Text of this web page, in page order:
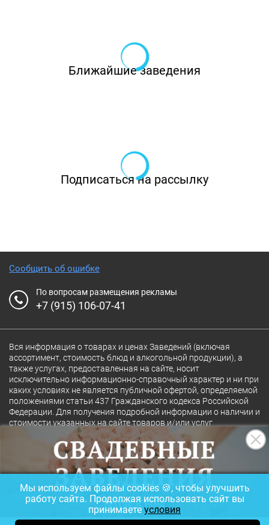
Ближайшие заведения
Подписаться на рассылку
Сообщить об ошибке
По вопросам размещения рекламы
+7 (915) 106-07-41
Вся информация о товарах и ценах Заведений (включая
ассортимент, стоимость блюд и алкогольной продукции), а
также услугах, предоставленная на сайте, носит
исключительно информационно-справочный характер и ни при
каких условиях не является публичной офертой, определяемой
положениями статьи 437 Гражданского кодекса Российской
Федерации. Для получения подробной информации о наличии и
стоимости указанных на сайте товаров и/или услуг
конкретного Заведения обращайтесь непосредственно в
Полная версия сайта 18+
© 2026 Ресторан.Ru
Мы используем файлы cookies 🍪, чтобы улучшить
работу сайта. Продолжая использовать сайт вы
принимаете условия